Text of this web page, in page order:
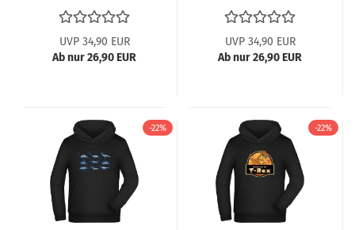
Triceratops
UVP 34,90 EUR
Ab nur 26,90 EUR
Dino Stegosaurus
UVP 34,90 EUR
Ab nur 26,90 EUR
-22% -22%